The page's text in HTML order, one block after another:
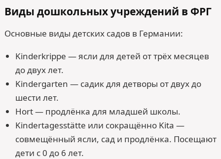
Виды дошкольных учреждений в ФРГ
Основные виды детских садов в Германии:
Kinderkrippe — ясли для детей от трёх месяцев
до двух лет.
Kindergarten — садик для детворы от двух до
шести лет.
Hort — продлёнка для младшей школы.
Kindertagesstätte или сокращённо Kita —
совмещённый ясли, сад и продлёнка. Посещают
дети с 0 до 6 лет.